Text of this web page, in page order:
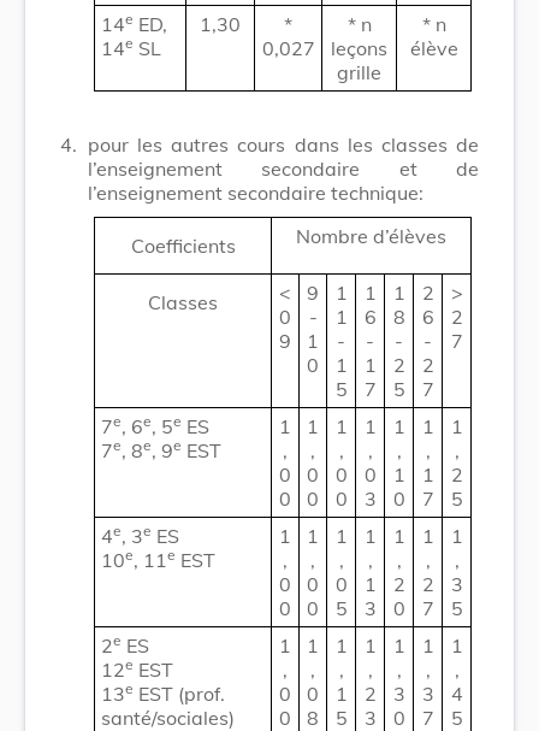
14e ED,
14e SL
1,30
*
0,027
* n
leçons
grille
* n
élève
4. pour les autres cours dans les classes de
l’enseignement secondaire et de
l’enseignement secondaire technique:
Coefficients Nombre d’élèves
Classes
<
0
9
9
-
1
0
1
1
-
1
5
1
6
-
1
7
1
8
-
2
5
2
6
-
2
7
>
2
7
7e, 6e, 5e ES
7e, 8e, 9e EST
1
,
0
0
1
,
0
0
1
,
0
0
1
,
0
3
1
,
1
0
1
,
1
7
1
,
2
5
4e, 3e ES
10e, 11 e EST
1
,
0
0
1
,
0
0
1
,
0
5
1
,
1
3
1
,
2
0
1
,
2
7
1
,
3
5
2e ES
12e EST
13e EST (prof.
santé/sociales)
1
,
0
0
1
,
0
8
1
,
1
5
1
,
2
3
1
,
3
0
1
,
3
7
1
,
4
5